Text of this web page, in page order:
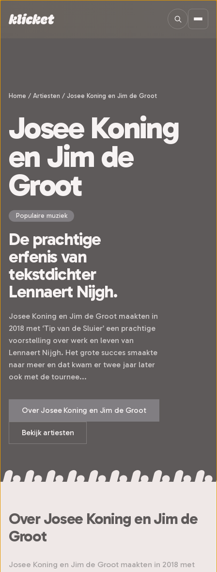
Home / Artiesten / Josee Koning en Jim de Groot
Josee Koning
en Jim de
Groot
Populaire muziek
De prachtige
erfenis van
tekstdichter
Lennaert Nijgh.
Josee Koning en Jim de Groot maakten in
2018 met ‘Tip van de Sluier’ een prachtige
voorstelling over werk en leven van
Lennaert Nijgh. Het grote succes smaakte
naar meer en dat kwam er twee jaar later
ook met de tournee...
Over Josee Koning en Jim de Groot
Bekijk artiesten
Over Josee Koning en Jim de
Groot
Josee Koning en Jim de Groot maakten in 2018 met